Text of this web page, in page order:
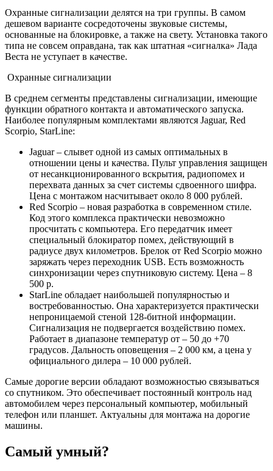
Охранные сигнализации делятся на три группы. В самом
дешевом варианте сосредоточены звуковые системы,
основанные на блокировке, а также на свету. Установка такого
типа не совсем оправдана, так как штатная «сигналка» Лада
Веста не уступает в качестве.
Охранные сигнализации
В среднем сегменты представлены сигнализации, имеющие
функции обратного контакта и автоматического запуска.
Наиболее популярным комплектами являются Jaguar, Red
Scorpio, StarLine:
Jaguar – слывет одной из самых оптимальных в
отношении цены и качества. Пульт управления защищен
от несанкционированного вскрытия, радиопомех и
перехвата данных за счет системы сдвоенного шифра.
Цена с монтажом насчитывает около 8 000 рублей.
Red Scorpio – новая разработка в современном стиле.
Код этого комплекса практически невозможно
просчитать с компьютера. Его передатчик имеет
специальный блокиратор помех, действующий в
радиусе двух километров. Брелок от Red Scorpio можно
заряжать через переходник USB. Есть возможность
синхронизации через спутниковую систему. Цена – 8
500 р.
StarLine обладает наибольшей популярностью и
востребованностью. Она характеризуется практически
непроницаемой стеной 128-битной информации.
Сигнализация не подвергается воздействию помех.
Работает в диапазоне температур от – 50 до +70
градусов. Дальность оповещения – 2 000 км, а цена у
официального дилера – 10 000 рублей.
Самые дорогие версии обладают возможностью связываться
со спутником. Это обеспечивает постоянный контроль над
автомобилем через персональный компьютер, мобильный
телефон или планшет. Актуальны для монтажа на дорогие
машины.
Самый умный?